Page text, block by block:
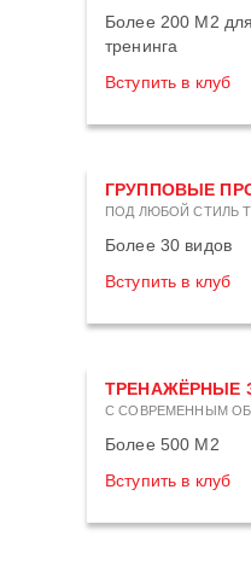
Более 200 М2
тренинга
Вступить в клуб
ГРУППОВЫЕ
ПОД ЛЮБОЙ СТИЛЬ
Более 30 видов
Вступить в клуб
ТРЕНАЖЁРНЫЕ
С СОВРЕМЕННЫМ
Более 500 М2
Вступить в клуб